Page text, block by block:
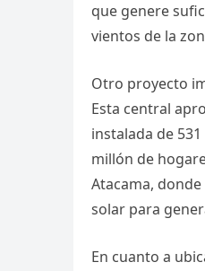
que genere
vientos de la
Otro proyecto
Esta central
instalada de
millón de
Atacama,
solar para
En cuanto a